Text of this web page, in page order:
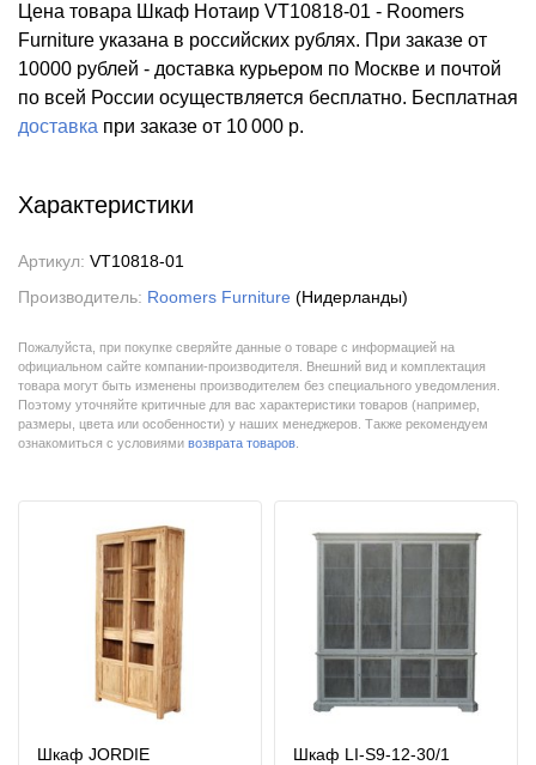
Цена товара Шкаф Нотаир VT10818-01 - Roomers
Furniture указана в российских рублях. При заказе от
10000 рублей - доставка курьером по Москве и почтой
по всей России осуществляется бесплатно. Бесплатная
доставка при заказе от 10 000 р.
Характеристики
Артикул: VT10818-01
Производитель: Roomers Furniture (Нидерланды)
Пожалуйста, при покупке сверяйте данные о товаре с информацией на
официальном сайте компании-производителя. Внешний вид и комплектация
товара могут быть изменены производителем без специального уведомления.
Поэтому уточняйте критичные для вас характеристики товаров (например,
размеры, цвета или особенности) у наших менеджеров. Также рекомендуем
ознакомиться с условиями возврата товаров
Шкаф JORDIE
Шкаф LI-S9-12-30/1